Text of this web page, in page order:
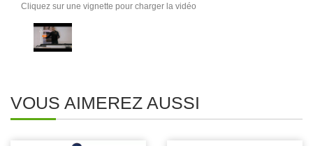
Cliquez sur une vignette pour charger la vidéo
VOUS AIMEREZ AUSSI